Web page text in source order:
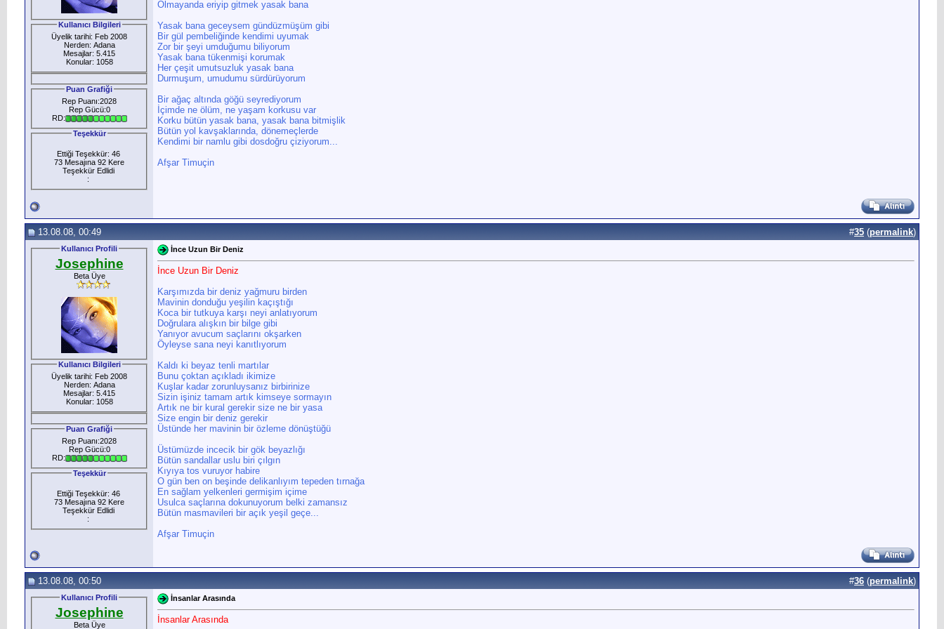
Kullanıcı Bilgileri
Üyelik tarihi: Feb 2008
Nerden: Adana
Mesajlar: 5.415
Konular: 1058
Puan Grafiği
Rep Puanı:2028
Rep Gücü:0
RD:
Teşekkür
Ettiği Teşekkür: 46
73 Mesajına 92 Kere
Teşekkür Edlidi
:
Olmayanda eriyip gitmek yasak bana
Yasak bana geceysem gündüzmüşüm gibi
Bir gül pembeliğinde kendimi uyumak
Zor bir şeyi umduğumu biliyorum
Yasak bana tükenmişi korumak
Her çeşit umutsuzluk yasak bana
Durmuşum, umudumu sürdürüyorum
Bir ağaç altında göğü seyrediyorum
İçimde ne ölüm, ne yaşam korkusu var
Korku bütün yasak bana, yasak bana bitmişlik
Bütün yol kavşaklarında, dönemeçlerde
Kendimi bir namlu gibi dosdoğru çiziyorum...
Afşar Timuçin
13.08.08, 00:49 #35 (permalink)
Kullanıcı Profili
Josephine
Beta Üye
Kullanıcı Bilgileri
Üyelik tarihi: Feb 2008
Nerden: Adana
Mesajlar: 5.415
Konular: 1058
Puan Grafiği
Rep Puanı:2028
Rep Gücü:0
RD:
Teşekkür
Ettiği Teşekkür: 46
73 Mesajına 92 Kere
Teşekkür Edlidi
:
İnce Uzun Bir Deniz
İnce Uzun Bir Deniz
Karşımızda bir deniz yağmuru birden
Mavinin donduğu yeşilin kaçıştığı
Koca bir tutkuya karşı neyi anlatıyorum
Doğrulara alışkın bir bilge gibi
Yanıyor avucum saçlarını okşarken
Öyleyse sana neyi kanıtlıyorum
Kaldı ki beyaz tenli martılar
Bunu çoktan açıkladı ikimize
Kuşlar kadar zorunluysanız birbirinize
Sizin işiniz tamam artık kimseye sormayın
Artık ne bir kural gerekir size ne bir yasa
Size engin bir deniz gerekir
Üstünde her mavinin bir özleme dönüştüğü
Üstümüzde incecik bir gök beyazlığı
Bütün sandallar uslu biri çılgın
Kıyıya tos vuruyor habire
O gün ben on beşinde delikanlıyım tepeden tırnağa
En sağlam yelkenleri germişim içime
Usulca saçlarına dokunuyorum belki zamansız
Bütün masmavileri bir açık yeşil geçe...
Afşar Timuçin
13.08.08, 00:50 #36 (permalink)
Kullanıcı Profili
Josephine
Beta Üye
İnsanlar Arasında
İnsanlar Arasında